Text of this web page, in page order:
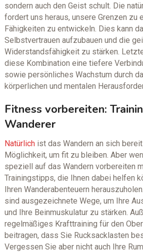
sondern auch den Geist schult. Die
fordert uns heraus, unsere Grenzen zu
Fähigkeiten zu entwickeln. Dies kann
Selbstvertrauen aufzubauen und die
Widerstandsfähigkeit zu stärken.
diese Kombination eine tiefere
sowie persönliches Wachstum durch
körperlichen und mentalen
Fitness vorbereiten:
Wanderer
Natürlichist das Wandern an sich
Möglichkeit, um fit zu bleiben. Aber
speziell auf das Wandern vorbereiten
Trainingstipps, die Ihnen dabei helfen
Ihren Wanderabenteuern
sind ausgezeichnete Wege, um Ihre
und Ihre Beinmuskulatur zu stärken.
regelmäßiges Krafttraining für den
beitragen, dass Sie Rucksacklasten
Vergessen Sie aber nicht auch Ihre